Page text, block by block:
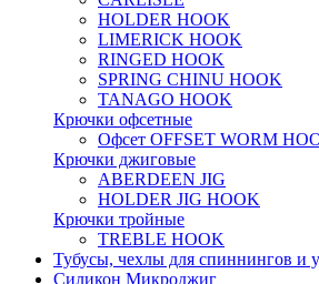
HOLDER HOOK
LIMERICK HOOK
RINGED HOOK
SPRING CHINU HOOK
TANAGO HOOK
Крючки офсетные
Офсет OFFSET WORM
Крючки джиговые
ABERDEEN JIG
HOLDER JIG HOOK
Крючки тройные
TREBLE HOOK
Тубусы, чехлы для спиннингов и
Силикон Микроджиг